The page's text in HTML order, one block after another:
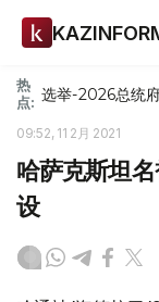
热
点: 选举-2026总统
09:52, 11 2月 2021
哈萨克斯坦
设